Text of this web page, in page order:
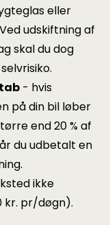
eller
udskiftning af
skal du dog
- hvis
på din bil løber
end 20 % af
du udbetalt en
ikke
kr. pr/døgn).